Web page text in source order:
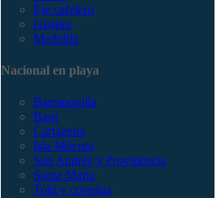
Eje cafetero
Guajira
Medellín
Nacional en playa
Barranquilla
Barú
Cartagena
Isla Múcura
San Andrés y Providencia
Santa Marta
Tolú y coveñas